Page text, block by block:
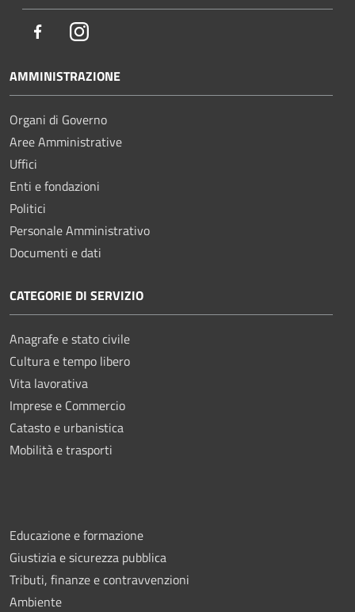
FacebookInstagram
AMMINISTRAZIONE
Organi di Governo
Aree Amministrative
Uffici
Enti e fondazioni
Politici
Personale Amministrativo
Documenti e dati
CATEGORIE DI SERVIZIO
Anagrafe e stato civile
Cultura e tempo libero
Vita lavorativa
Imprese e Commercio
Catasto e urbanistica
Mobilità e trasporti
Educazione e formazione
Giustizia e sicurezza pubblica
Tributi, finanze e contravvenzioni
Ambiente